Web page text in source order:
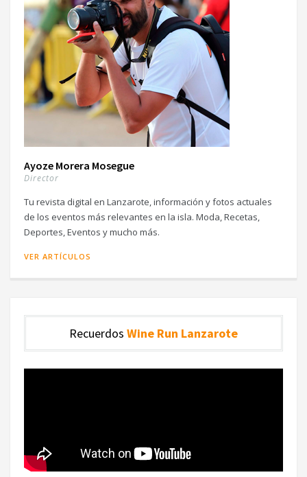
Ayoze Morera Mosegue
Director
Tu revista digital en Lanzarote, información y fotos actuales
de los eventos más relevantes en la isla. Moda, Recetas,
Deportes, Eventos y mucho más.
VER ARTÍCULOS
Recuerdos Wine Run Lanzarote